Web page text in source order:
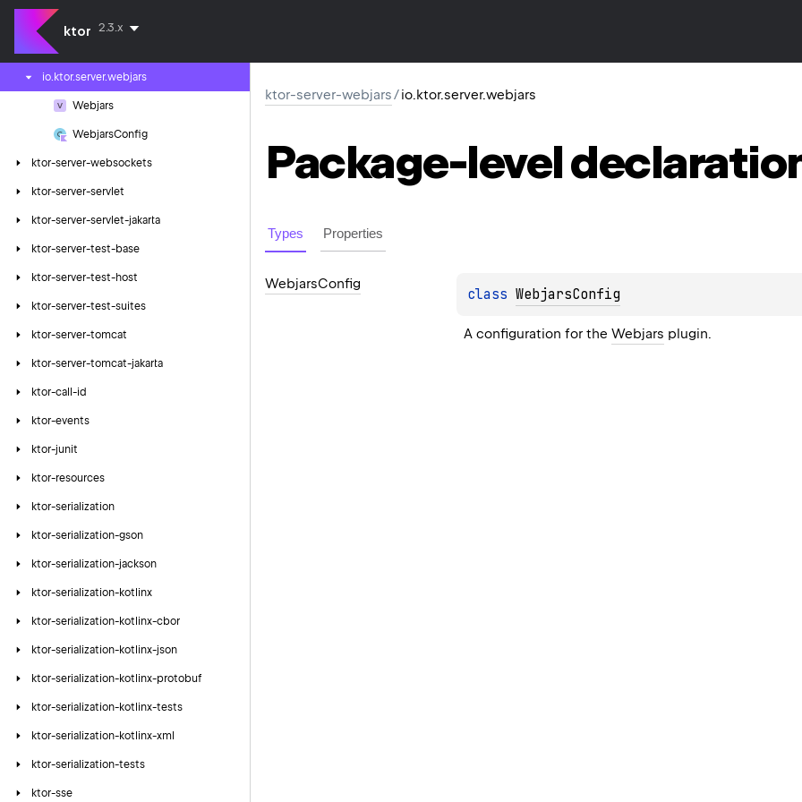
ktor 2.3.x
ktor-server-velocity
ktor-server-webjars
io. ktor.server.webjars
Webjars
WebjarsConfig
ktor-server-websockets
ktor-server-servlet
ktor-server-servlet-jakarta
ktor-server-test-base
ktor-server-test-host
ktor-server-test-suites
ktor-server-tomcat
ktor-server-tomcat-jakarta
ktor-call-id
ktor-events
ktor-junit
ktor-resources
ktor-serialization
ktor-serialization-gson
ktor-serialization-jackson
ktor-serialization-kotlinx
ktor-serialization-kotlinx-cbor
ktor-serialization-kotlinx-json
ktor-serialization-kotlinx-protobuf
ktor-serialization-kotlinx-tests
ktor-serialization-kotlinx-xml
ktor-serialization-tests
ktor-sse
ktor-server-webjars/io.ktor.server.webjars
Package-level
Types Properties
WebjarsConfig
class WebjarsConfig
A configuration for the Webjars plugin.